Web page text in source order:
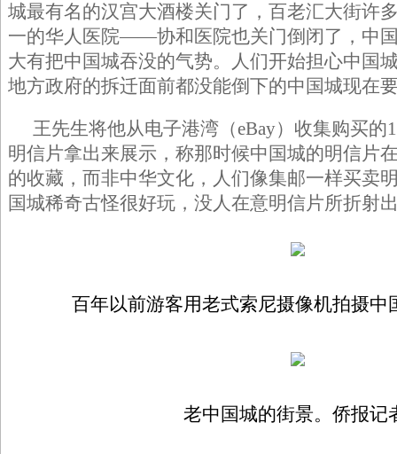
城最有名的汉宫大酒楼关门了，百老汇大街许
一的华人医院——协和医院也关门倒闭了，中
大有把中国城吞没的气势。人们开始担心中国
地方政府的拆迁面前都没能倒下的中国城现在
王先生将他从电子港湾（eBay）收集购买的
明信片拿出来展示，称那时候中国城的明信片
的收藏，而非中华文化，人们像集邮一样买卖
国城稀奇古怪很好玩，没人在意明信片所折射
百年以前游客用老式索尼摄像机拍摄中
老中国城的街景。侨报记